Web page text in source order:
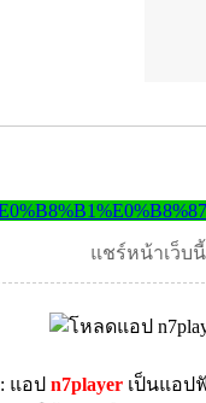
แชร์หน้าเว็บ
: แอป n7player เป็นแอป